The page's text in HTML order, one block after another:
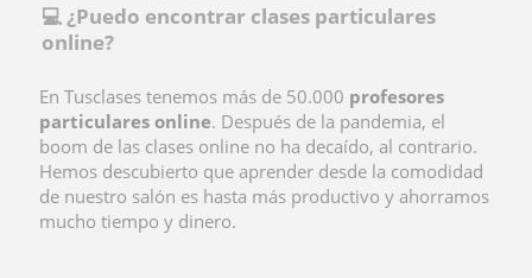
💻 ¿Puedo encontrar clases particulares
online?
En Tusclases tenemos más de 50.000 profesores
particulares online. Después de la pandemia, el
boom de las clases online no ha decaído, al contrario.
Hemos descubierto que aprender desde la comodidad
de nuestro salón es hasta más productivo y ahorramos
mucho tiempo y dinero.